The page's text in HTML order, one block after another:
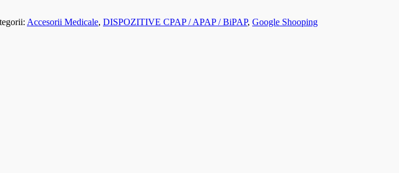
Accesorii Medicale, DISPOZITIVE CPAP / APAP / BiPAP, Google Shooping